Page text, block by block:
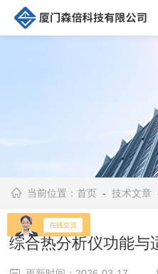
当前位置：首页 -技术文章
综合热分析仪功能与